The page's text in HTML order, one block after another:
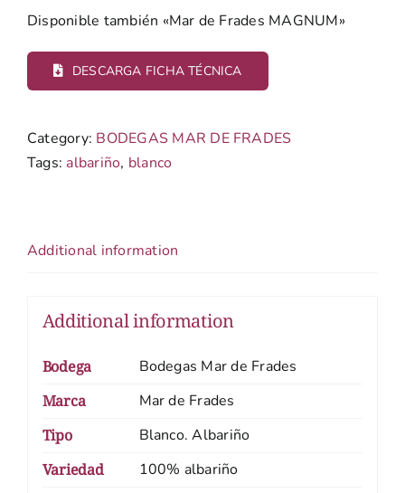
Disponible también «Mar de Frades MAGNUM»
DESCARGA FICHA TÉCNICA
Category: BODEGAS MAR DE FRADES
Tags: albariño, blanco
Additional information
Additional information
Bodega
Bodegas Mar de Frades
Marca
Mar de Frades
Tipo
Blanco. Albariño
Variedad
100% albariño